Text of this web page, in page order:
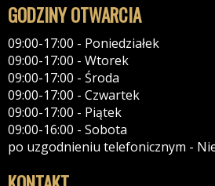
GODZINY OTWARCIA
09:00-17:00 - Poniedziałek
09:00-17:00 - Wtorek
09:00-17:00 - Środa
09:00-17:00 - Czwartek
09:00-17:00 - Piątek
09:00-16:00 - Sobota
po uzgodnieniu telefonicznym -